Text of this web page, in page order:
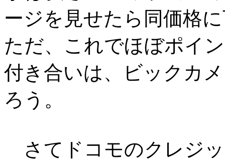
ージを見せたら同価格
ただ、これでほぼポイ
付き合いは、ビックカ
ろう。
さてドコモのクレジ